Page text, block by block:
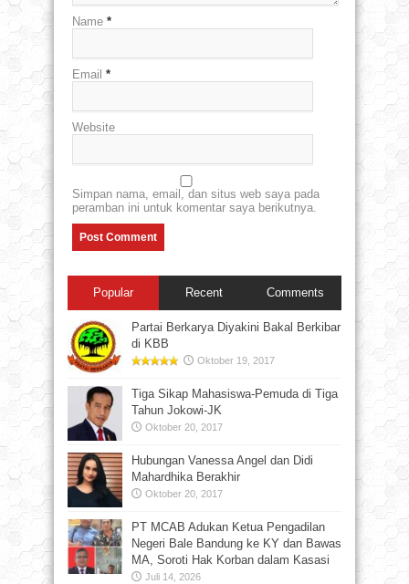
Name *
Email *
Website
Simpan nama, email, dan situs web saya pada
peramban ini untuk komentar saya berikutnya.
Popular Recent Comments
Partai Berkarya Diyakini Bakal Berkibar
di KBB
Oktober 19, 2017
Tiga Sikap Mahasiswa-Pemuda di Tiga
Tahun Jokowi-JK
Oktober 20, 2017
Hubungan Vanessa Angel dan Didi
Mahardhika Berakhir
Oktober 20, 2017
PT MCAB Adukan Ketua Pengadilan
Negeri Bale Bandung ke KY dan Bawas
MA, Soroti Hak Korban dalam Kasasi
Juli 14, 2026